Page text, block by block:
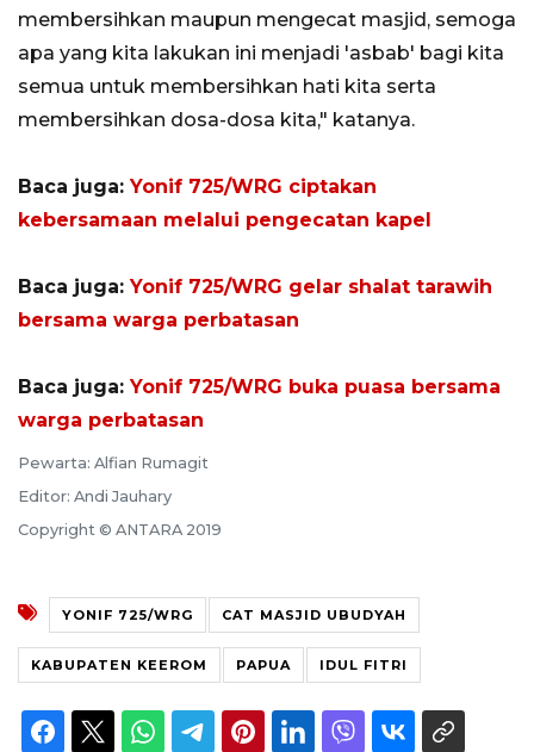
membersihkan maupun mengecat masjid, semoga
apa yang kita lakukan ini menjadi 'asbab' bagi kita
semua untuk membersihkan hati kita serta
membersihkan dosa-dosa kita," katanya.
Baca juga:Yonif 725/WRG ciptakan
kebersamaan melalui pengecatan kapel
Baca juga:Yonif 725/WRG gelar shalat tarawih
bersama warga perbatasan
Baca juga:Yonif 725/WRG buka puasa bersama
warga perbatasan
Pewarta: Alfian Rumagit
Editor: Andi Jauhary
Copyright © ANTARA 2019
YONIF 725/WRG CAT MASJID UBUDYAH
KABUPATEN KEEROM PAPUA IDUL FITRI